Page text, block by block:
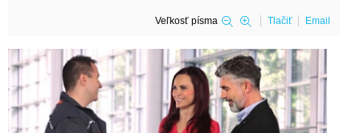
Veľkosť písma Tlačiť Email